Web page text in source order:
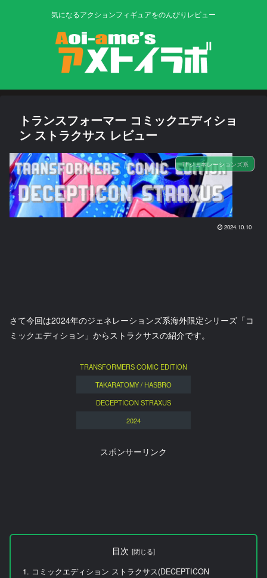
気になるアクションフィギュアをのんびりレビュー
トランスフォーマー コミックエディショ
ン ストラクサス レビュー
TFジェネレーションズ系
2024.10.10
さて今回は2024年のジェネレーションズ系海外限定シリーズ「コ
ミックエディション」からストラクサスの紹介です。
TRANSFORMERS COMIC EDITION
TAKARATOMY / HASBRO
DECEPTICON STRAXUS
2024
スポンサーリンク
目次
コミックエディション ストラクサス(DECEPTICON